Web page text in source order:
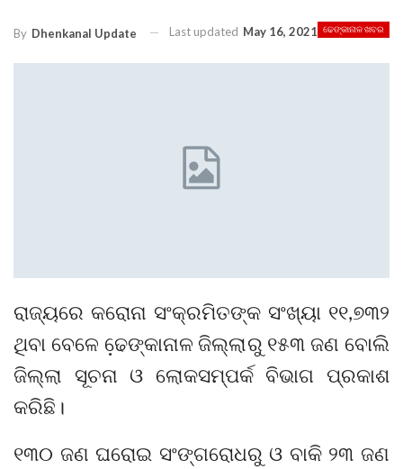
ଢେଙ୍କାନାଳ ଖବର
By Dhenkanal Update Last updated May 16, 2021
ରାଜ୍ୟରେ କରୋନା ସଂକ୍ରମିତଙ୍କ ସଂଖ୍ୟା ୧୧,୭୩୨
ଥିବା ବେଳେ ଢେ଼ଙ୍କାନାଳ ଜିଲ୍ଲାରୁ ୧୫୩ ଜଣ ବୋଲି
ଜିଲ୍ଲା ସୂଚନା ଓ ଲୋକସମ୍ପର୍କ ବିଭାଗ ପ୍ରକାଶ
କରିଛି।
୧୩୦ ଜଣ ଘରୋଇ ସଂଙ୍ଗରୋଧରୁ ଓ ବାକି ୨୩ ଜଣ